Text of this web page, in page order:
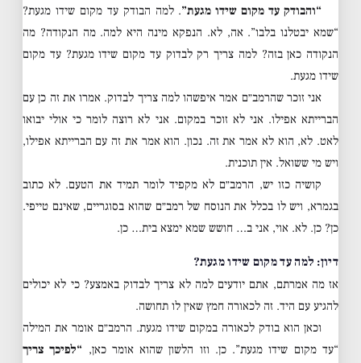
“והבודק עד מקום שידו מגעת”. למה הבודק עד מקום שידו מגעת?
“שמא יבטלנו בלבו”. אה, לא. הנפקא מינה היא למה. מה הנקודה? מה
הנקודה כאן בזה? למה צריך רק לבדוק עד מקום שידו מגעת? עד מקום
שידו מגעת.
אני זוכר שהרמב״ם אמר איפשהו למה צריך לבדוק. אמרו את זה כן עם
הברייתא אפילו. אני לא זוכר במקום. אני לא רוצה לומר כי אולי יבואו
לאט. לא, הוא לא אמר את זה. נכון. הוא אמר את זה עם הברייתא אפילו,
ויש מי ששואל. אין תוכנית.
קושיה כזו יש, הרמב״ם לא מקפיד לומר תמיד את הטעם. לא כתוב
בגמרא, ויש לו בכלל את הנוסח של רמב״ם שהוא בסוגריים, שאינם טייפי.
כן? כן. לא. אוי, אני ב… חושש שמא ימצא בית… כן.
דיון: למה עד מקום שידו מגעת?
אז מה אמרתם, אתם יודעים למה לא צריך לבדוק באמצע? כי לא יכולים
להגיע עם היד. זה לכאורה חמץ שאין לו תחושה.
וכאן הוא בודק לכאורה במקום שידו מגעת. הרמב״ם אומר את המילה
“עד מקום שידו מגעת”. כן. וזו הלשון שהוא אומר כאן, “לפיכך צריך